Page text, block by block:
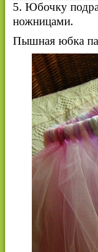
5. Юбочку
ножницами.
Пышная юбка